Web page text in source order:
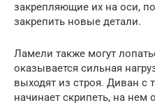
закрепляющие их на оси,
закрепить новые детали.
Ламели также могут
оказывается сильная
выходят из строя. Диван с
начинает скрипеть, на нем